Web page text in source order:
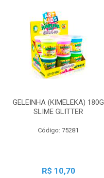
GELEINHA (KIMELEKA) 180G
SLIME GLITTER
Código: 75281
R$ 10,70